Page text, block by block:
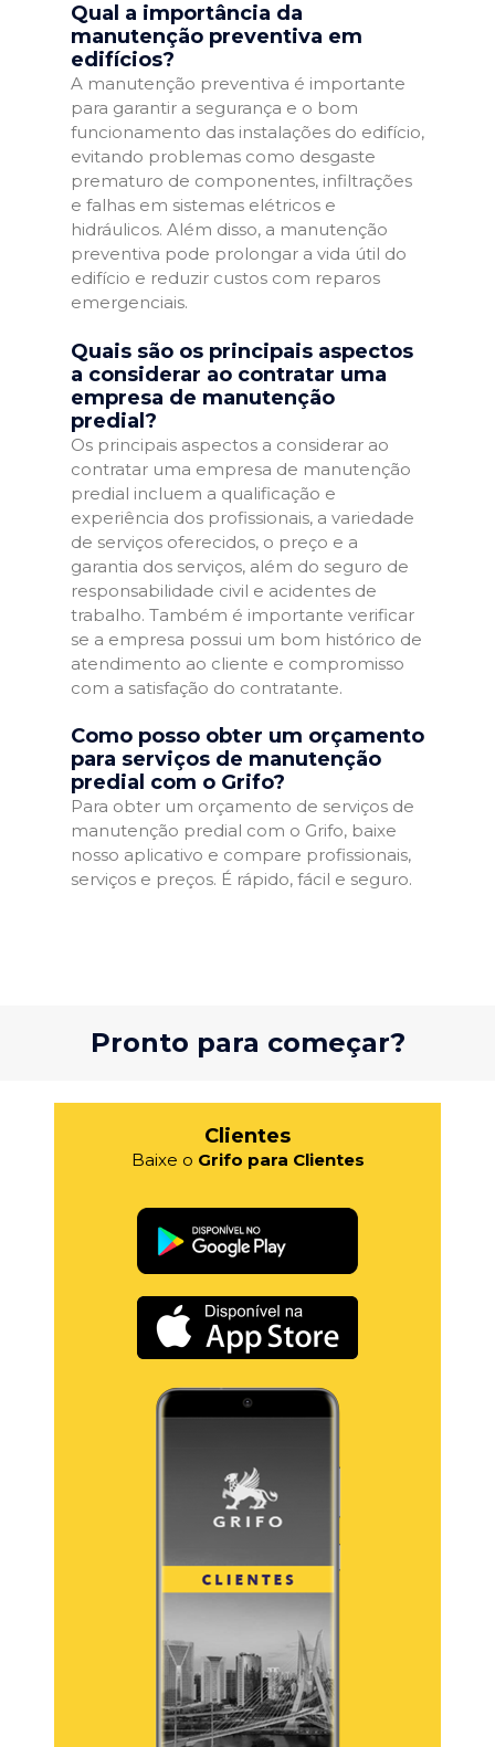
Qual a importância da
manutenção preventiva em
edifícios?
A manutenção preventiva é importante
para garantir a segurança e o bom
funcionamento das instalações do edifício,
evitando problemas como desgaste
prematuro de componentes, infiltrações
e falhas em sistemas elétricos e
hidráulicos. Além disso, a manutenção
preventiva pode prolongar a vida útil do
edifício e reduzir custos com reparos
emergenciais.
Quais são os principais aspectos
a considerar ao contratar uma
empresa de manutenção
predial?
Os principais aspectos a considerar ao
contratar uma empresa de manutenção
predial incluem a qualificação e
experiência dos profissionais, a variedade
de serviços oferecidos, o preço e a
garantia dos serviços, além do seguro de
responsabilidade civil e acidentes de
trabalho. Também é importante verificar
se a empresa possui um bom histórico de
atendimento ao cliente e compromisso
com a satisfação do contratante.
Como posso obter um orçamento
para serviços de manutenção
predial com o Grifo?
Para obter um orçamento de serviços de
manutenção predial com o Grifo, baixe
nosso aplicativo e compare profissionais,
serviços e preços. É rápido, fácil e seguro.
Pronto para começar?
Clientes
Baixe o Grifo para Clientes